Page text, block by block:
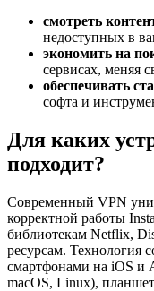
смотреть
недоступных в
экономить на
сервисах, меняя
обеспечивать
софта и
Для каких
подходит?
Современный VPN
корректной работы
библиотекам Netflix,
ресурсам. Технология
смартфонами на iOS и
macOS, Linux),